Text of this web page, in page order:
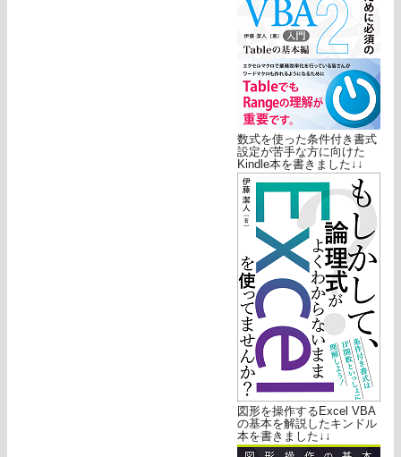
数式を使った条件付き書式
設定が苦手な方に向けた
Kindle本を書きました↓↓
図形を操作するExcel VBA
の基本を解説したキンドル
本を書きました↓↓